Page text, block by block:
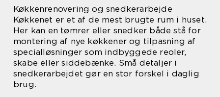
Køkkenrenovering og snedkerarbejde
Køkkenet er et af de mest brugte rum i huset.
Her kan en tømrer eller snedker både stå for
montering af nye køkkener og tilpasning af
specialløsninger som indbyggede reoler,
skabe eller siddebænke. Små detaljer i
snedkerarbejdet gør en stor forskel i daglig
brug.